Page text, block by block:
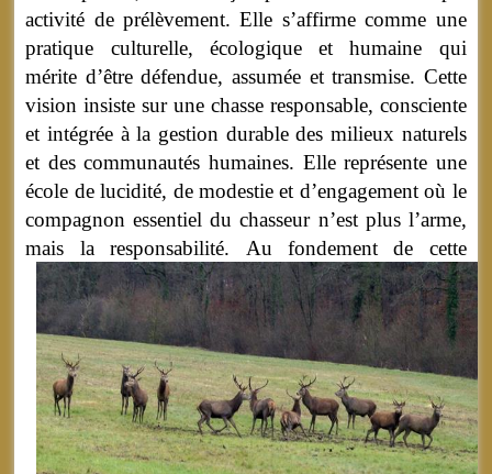
activité de prélèvement. Elle s’affirme comme une
pratique culturelle, écologique et humaine qui
mérite d’être défendue, assumée et transmise. Cette
vision insiste sur une chasse responsable, consciente
et intégrée à la gestion durable des milieux naturels
et des communautés humaines. Elle représente une
école de lucidité, de modestie et d’engagement où le
compagnon essentiel du chasseur n’est plus l’arme,
mais la responsabilité. Au fondement de cette